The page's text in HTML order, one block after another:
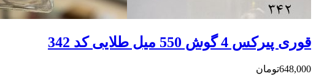
قوری پیرکس 4 گوش 550 میل طلایی کد 342
648,000تومان